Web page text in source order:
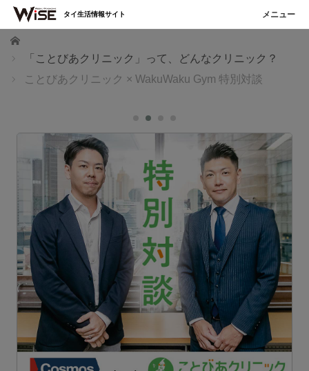
ホーム
「ことびあクリニック」って、どんなクリニック？
ことびあクリニック × WakuWaku Gym 特別対談
タイ生活情報サイト